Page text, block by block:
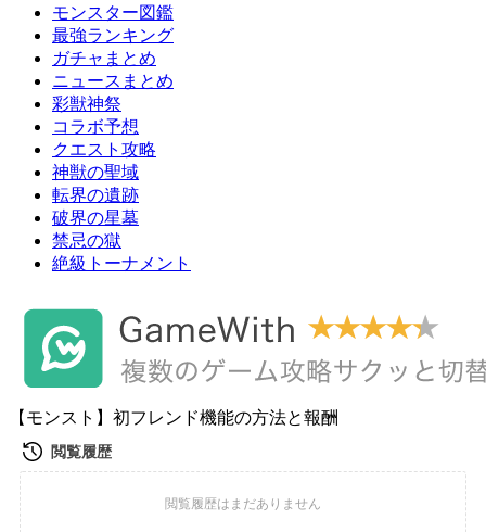
モンスター図鑑
最強ランキング
ガチャまとめ
ニュースまとめ
彩獣神祭
コラボ予想
クエスト攻略
神獣の聖域
転界の遺跡
破界の星墓
禁忌の獄
絶級トーナメント
【モンスト】初フレンド機能の方法と報酬